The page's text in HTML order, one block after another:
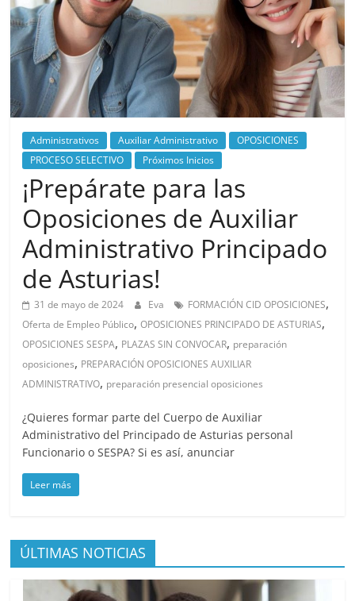
Administrativos Auxiliar Administrativo
OPOSICIONES
PROCESO SELECTIVO
Próximos Inicios
¡Prepárate para las
Oposiciones de Auxiliar
Administrativo Principado
de Asturias!
31 de mayo de 2024 Eva FORMACIÓN CID OPOSICIONES,
Oferta de Empleo Público,OPOSICIONES PRINCIPADO DE ASTURIAS,
OPOSICIONES SESPA, PLAZAS SIN CONVOCAR, preparación
oposiciones, PREPARACIÓN OPOSICIONES AUXILIAR
ADMINISTRATIVO, preparación presencial oposiciones
¿Quieres formar parte del Cuerpo de Auxiliar
Administrativo del Principado de Asturias personal
Funcionario o SESPA? Si es así, anunciar
Leer más
ÚLTIMAS NOTICIAS